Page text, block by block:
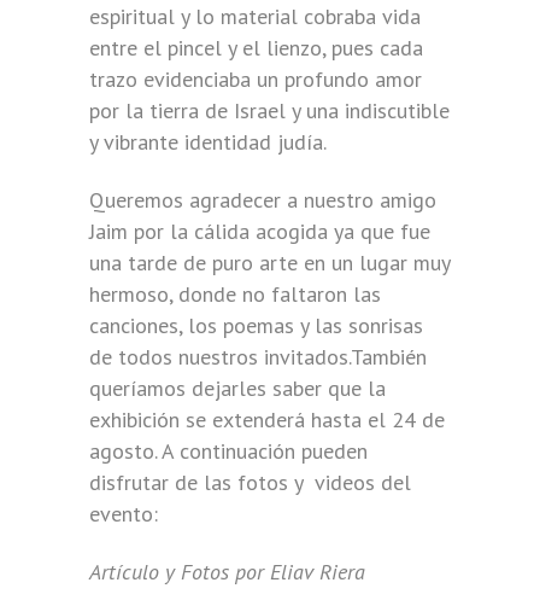
espiritual y lo material cobraba vida
entre el pincel y el lienzo, pues cada
trazo evidenciaba un profundo amor
por la tierra de Israel y una indiscutible
y vibrante identidad judía.
Queremos agradecer a nuestro amigo
Jaim por la cálida acogida ya que fue
una tarde de puro arte en un lugar muy
hermoso, donde no faltaron las
canciones, los poemas y las sonrisas
de todos nuestros invitados.También
queríamos dejarles saber que la
exhibición se extenderá hasta el 24 de
agosto. A continuación pueden
disfrutar de las fotos y videos del
evento:
Artículo y Fotos por Eliav Riera